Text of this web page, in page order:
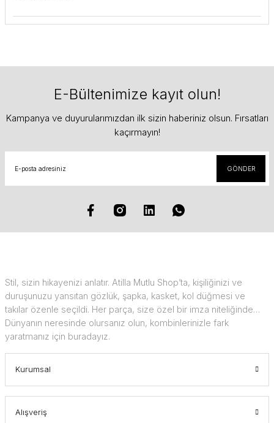
E-Bültenimize kayıt olun!
Kampanya ve duyurularımızdan ilk sizin haberiniz olsun. Fırsatları
kaçırmayın!
GÖNDER
Stil, sizin hikayenizi anlatır. Atilla Mutlu Shop’ta, kişiliğinizi ve
duruşunuzu yansıtan gözlük, şapka, kasket, kol düğmesi ve
takılar özenle seçildi. Her parça, size özel bir imza niteliğinde…
Dünyanın neresinde olursanız olun, kombinlerinizle fark
yaratmanız için buradayız.
Kurumsal
Alışveriş